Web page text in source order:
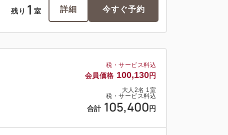
残り 1 室 詳細 今すぐ予約
税・サービス料込
会員価格 100,130円
大人 2名 1室
税・サービス料込
合計 105,400 円